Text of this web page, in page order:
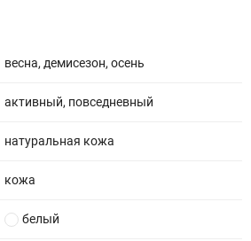
весна, демисезон, осень
активный, повседневный
натуральная кожа
кожа
белый